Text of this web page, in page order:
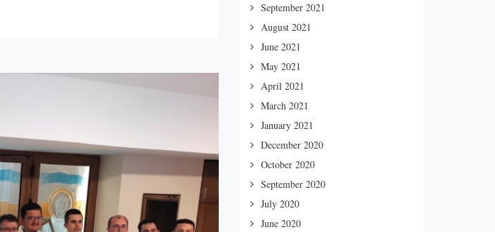
September 2021
August 2021
June 2021
May 2021
April 2021
March 2021
January 2021
December 2020
October 2020
September 2020
July 2020
June 2020